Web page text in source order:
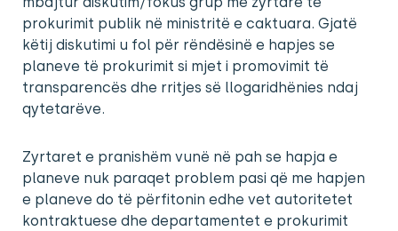
prokurimit publik në ministritë e caktuara. Gjatë
këtij diskutimi u fol për rëndësinë e hapjes se
planeve të prokurimit si mjet i promovimit të
transparencës dhe rritjes së llogaridhënies ndaj
qytetarëve.
Zyrtaret e pranishëm vunë në pah se hapja e
planeve nuk paraqet problem pasi që me hapjen
e planeve do të përfitonin edhe vet autoritetet
kontraktuese dhe departamentet e prokurimit